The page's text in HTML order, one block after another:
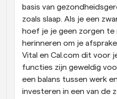
basis van
zoals slaap. Als je een
hoef je je geen zorgen te
herinneren om je
Vital en Cal.com dit voor
functies zijn geweldig
een balans tussen werk
investeren in een van de